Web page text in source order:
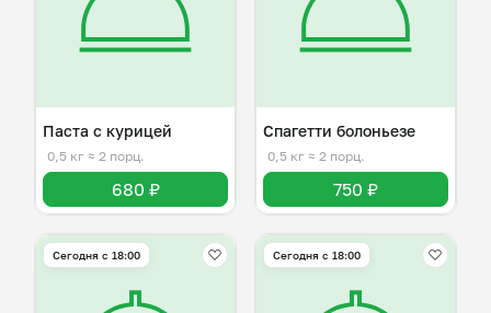
Паста с курицей
0,5 кг ≈ 2 порц.
680 ₽
Спагетти болоньезе
0,5 кг ≈ 2 порц.
750 ₽
Сегодня с 18:00 Сегодня с 18:00